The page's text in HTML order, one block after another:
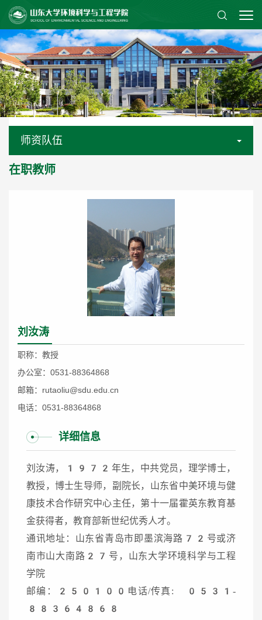
师资队伍
在职教师
刘汝涛
职称：教授
办公室：0531-88364868
邮箱：rutaoliu@sdu.edu.cn
电话：0531-88364868
详细信息
刘汝涛，1972年生，中共党员，理学博士，
教授，博士生导师，副院长，山东省中美环境与健
康技术合作研究中心主任，第十一届霍英东教育基
金获得者，教育部新世纪优秀人才。
通讯地址：山东省青岛市即墨滨海路72号或济
南市山大南路27号，山东大学环境科学与工程
学院
邮编：250100电话/传真: 0531-
88364868